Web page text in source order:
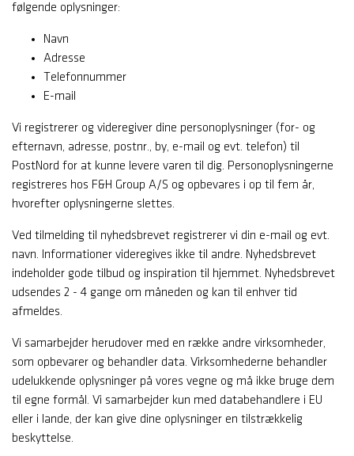
følgende oplysninger:
Navn
Adresse
Telefonnummer
E-mail
Vi registrerer og videregiver dine personoplysninger (for- og
efternavn, adresse, postnr., by, e-mail og evt. telefon) til
PostNord for at kunne levere varen til dig. Personoplysningerne
registreres hos F&H Group A/S og opbevares i op til fem år,
hvorefter oplysningerne slettes.
Ved tilmelding til nyhedsbrevet registrerer vi din e-mail og evt.
navn. Informationer videregives ikke til andre. Nyhedsbrevet
indeholder gode tilbud og inspiration til hjemmet. Nyhedsbrevet
udsendes 2 - 4 gange om måneden og kan til enhver tid
afmeldes.
Vi samarbejder herudover med en række andre virksomheder,
som opbevarer og behandler data. Virksomhederne behandler
udelukkende oplysninger på vores vegne og må ikke bruge dem
til egne formål. Vi samarbejder kun med databehandlere i EU
eller i lande, der kan give dine oplysninger en tilstrækkelig
beskyttelse.